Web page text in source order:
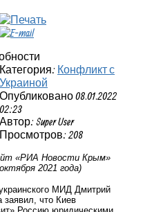
Категория: Конфликт с
Украиной
Опубликовано 08.01.2022
02:23
Автор: Super User
Просмотров: 208
«РИА Новости Крым»
2021 года)
МИД Дмитрий
заявил, что Киев
Россию юридическими